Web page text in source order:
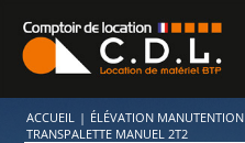
ACCUEIL | ÉLÉVATION MANUTENTION
TRANSPALETTE MANUEL 2T2